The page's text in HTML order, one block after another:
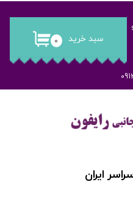
۰ سبد خرید
ایران